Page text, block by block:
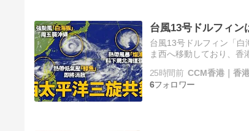
台風13号ドルフィン
台風13号ドルフィン「
ま西へ移動しており、香
25時間前 CCM香港｜香
6